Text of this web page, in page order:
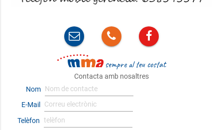
sempre al teu costat
Contacta amb nosaltres
Nom
E-Mail
Telèfon